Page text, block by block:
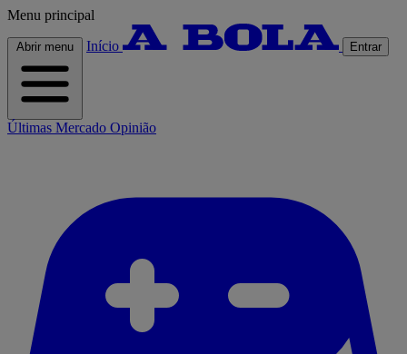
Menu principal
Abrir menu Início Entrar
Últimas Mercado Opinião